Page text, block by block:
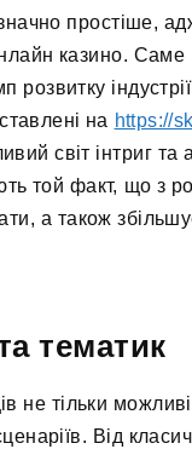
простіше,
казино. Саме
індустрії
на https://
світ інтриг та
той факт, що з
а також
тематик
не тільки
Від